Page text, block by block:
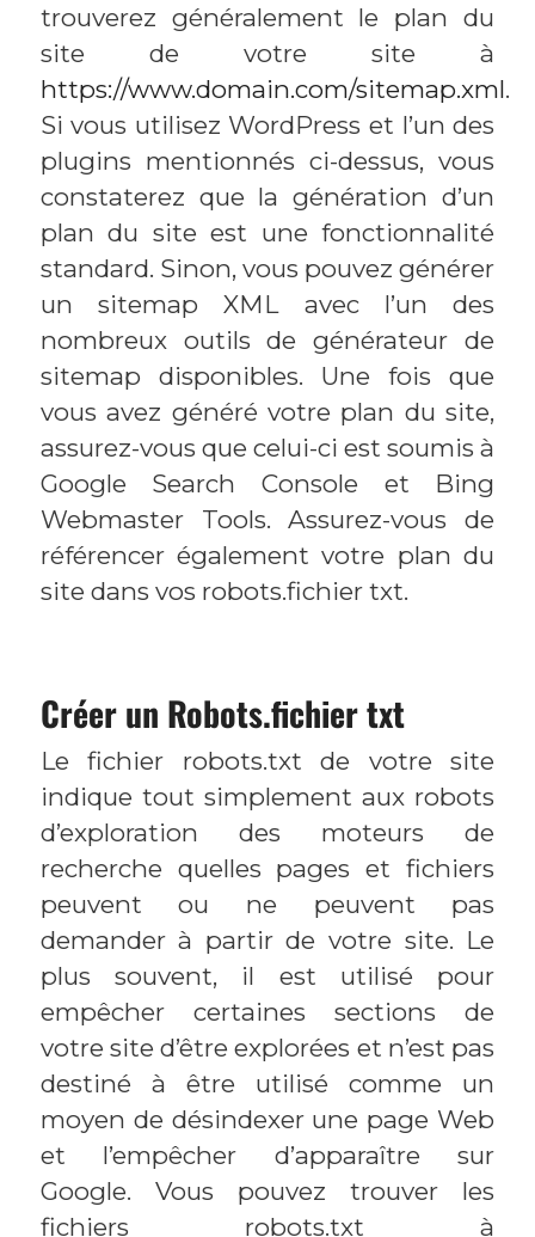
trouverez généralement le plan du
site de votre site à
https://www.domain.com/sitemap.xml.
Si vous utilisez WordPress et l’un des
plugins mentionnés ci-dessus, vous
constaterez que la génération d’un
plan du site est une fonctionnalité
standard. Sinon, vous pouvez générer
un sitemap XML avec l’un des
nombreux outils de générateur de
sitemap disponibles. Une fois que
vous avez généré votre plan du site,
assurez-vous que celui-ci est soumis à
Google Search Console et Bing
Webmaster Tools. Assurez-vous de
référencer également votre plan du
site dans vos robots.fichier txt.
Créer un Robots.fichier txt
Le fichier robots.txt de votre site
indique tout simplement aux robots
d’exploration des moteurs de
recherche quelles pages et fichiers
peuvent ou ne peuvent pas
demander à partir de votre site. Le
plus souvent, il est utilisé pour
empêcher certaines sections de
votre site d’être explorées et n’est pas
destiné à être utilisé comme un
moyen de désindexer une page Web
et l’empêcher d’apparaître sur
Google. Vous pouvez trouver les
fichiers robots.txt à